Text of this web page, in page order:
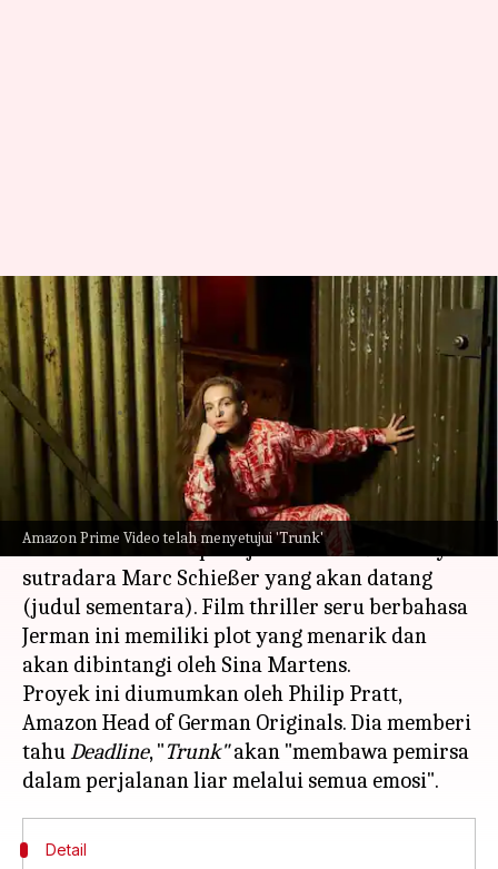
Amazon Prime Video telah menyetujui 'Trunk'
Streaming: Prime Video
menyetujui film Jerman
'Trunk'
menulis Bob Mar 23, 2023 12:06 pm
Apa ceritanya
Raksasa streaming yakni Amazon Prime Video
telah memberi lampu hijau untuk Trunk
sutradara Marc Schießer yang akan datang
(judul sementara). Film thriller seru berbahasa
Jerman ini memiliki plot yang menarik dan
akan dibintangi oleh Sina Martens.
Proyek ini diumumkan oleh Philip Pratt,
Amazon Head of German Originals. Dia memberi
tahuDeadline, "Trunk"akan "membawa pemirsa
Detail